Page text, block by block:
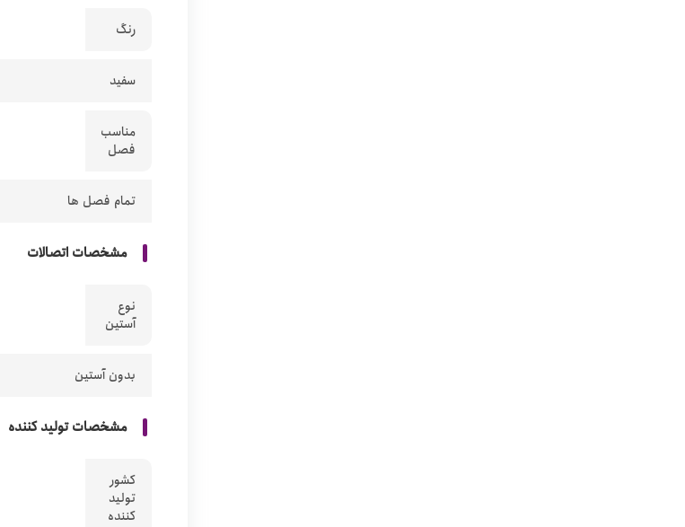
رنگ
سفید
مناسب
فصل
تمام فصل ها
مشخصات اتصالات
نوع
آستین
بدون آستین
مشخصات تولید کننده
کشور
تولید
کننده